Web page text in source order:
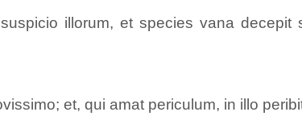
illorum, et species vana
et, qui amat periculum, in illo